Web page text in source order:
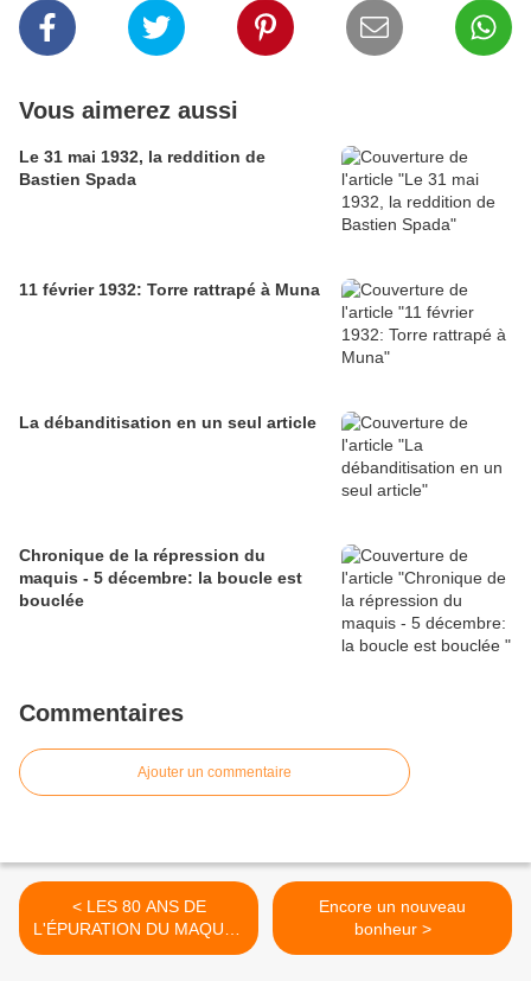
Vous aimerez aussi
Le 31 mai 1932, la reddition de
Bastien Spada
11 février 1932: Torre rattrapé à Muna
La débanditisation en un seul article
Chronique de la répression du
maquis - 5 décembre: la boucle est
bouclée
Commentaires
Ajouter un commentaire
< LES 80 ANS DE
L'ÉPURATION DU MAQUIS.
27 novembre: R.A.S.
Encore un nouveau
bonheur >